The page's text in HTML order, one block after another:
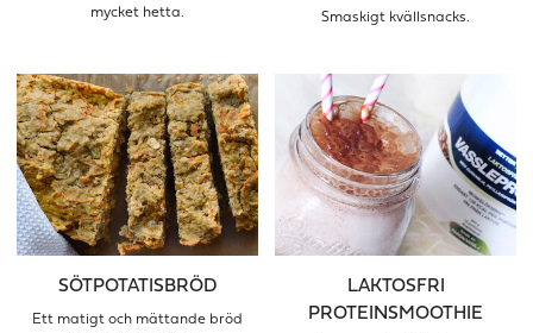
mycket hetta.
Smaskigt kvällsnacks.
SÖTPOTATISBRÖD
Ett matigt och mättande bröd
LAKTOSFRI
PROTEINSMOOTHIE